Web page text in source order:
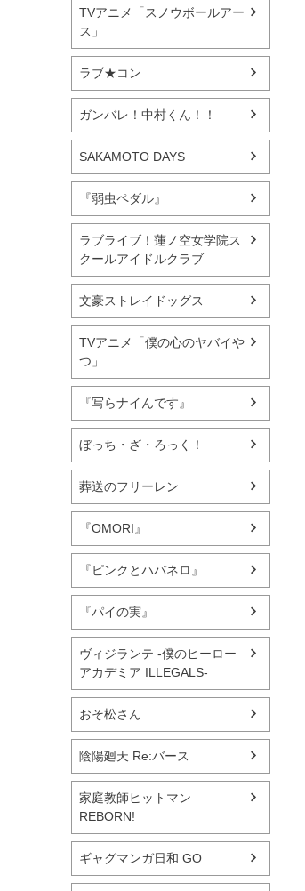
TVアニメ「スノウボールアー
ス」
ラブ★コン
ガンバレ！中村くん！！
SAKAMOTO DAYS
『弱虫ペダル』
ラブライブ！蓮ノ空女学院ス
クールアイドルクラブ
文豪ストレイドッグス
TVアニメ「僕の心のヤバイや
つ」
『写らナイんです』
ぼっち・ざ・ろっく！
葬送のフリーレン
『OMORI』
『ピンクとハバネロ』
『パイの実』
ヴィジランテ -僕のヒーロー
アカデミア ILLEGALS-
おそ松さん
陰陽廻天 Re:バース
家庭教師ヒットマン
REBORN!
ギャグマンガ日和 GO